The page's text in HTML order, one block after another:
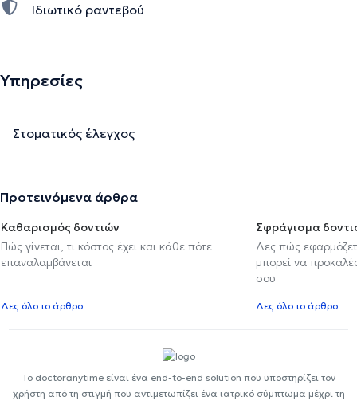
Ιδιωτικό ραντεβού
Υπηρεσίες
Στοματικός έλεγχος
Προτεινόμενα άρθρα
Καθαρισμός δοντιών
Πώς γίνεται, τι κόστος έχει και κάθε πότε
επαναλαμβάνεται
Δες όλο το άρθρο
Σφράγισμα
Δες πώς
μπορεί να
σου
Δες όλο το άρθρο
Το doctoranytime είναι ένα end-to-end solution που υποστηρίζει τον
χρήστη από τη στιγμή που αντιμετωπίζει ένα ιατρικό σύμπτωμα μέχρι τη